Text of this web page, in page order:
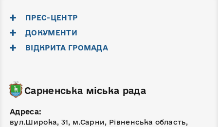
ПРЕС-ЦЕНТР
ДОКУМЕНТИ
ВІДКРИТА ГРОМАДА
Сарненська міська рада
Адреса:
вул.Широка, 31, м.Сарни, Рівненська область,